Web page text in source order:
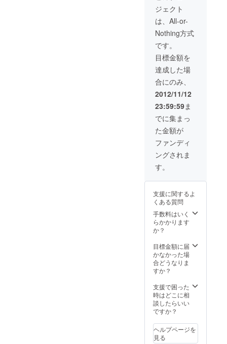
による取付工事
が必要です） 1
回路タイプ【S:
シルバー / B:ブ
ラック/ G:グリー
ン/ Y:イエロー】
2回路タイプ
【SS:シルバー
＆シルバー / BB:
ブラック＆ブ
ラック/ BG: ブ
ラック＆グリー
＆イエロー】
CASE GROUND
オリジナルB2ポ
スターをお送り
します。 ※お届
けは2012年12月
を予定していま
す。
ジェクト
は、All-or-
Nothing方式
です。
目標金額を
達成した場
合にのみ、
2012/11/12
23:59:59ま
でに集まっ
た金額が
ファンディ
ングされま
す。
支援に関するよ
くある質問
手数料はいく
らかかります
か？
目標金額に届
かなかった場
合どうなりま
すか？
支援で困った
時はどこに相
談したらいい
ですか？
ヘルプページを
見る